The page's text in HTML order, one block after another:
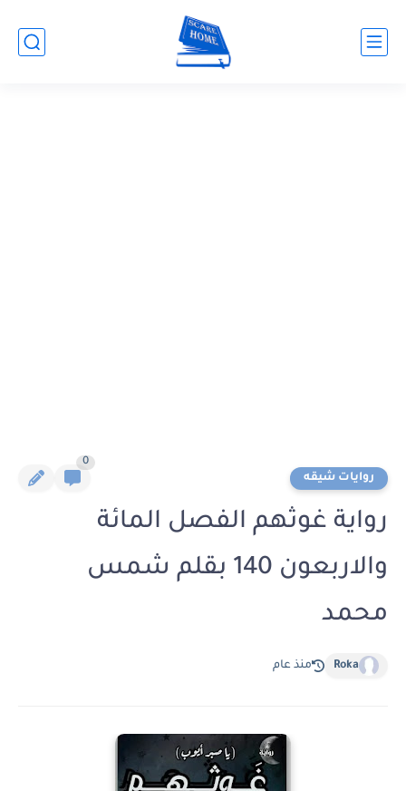
روايات شيقه
0
رواية غوثهم الفصل المائة
والاربعون 140 بقلم شمس
محمد
Roka منذ عام